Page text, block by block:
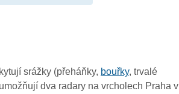
05:30
05:20
srážky (přeháňky, bouřky, trvalé
dva radary na vrcholech Praha v